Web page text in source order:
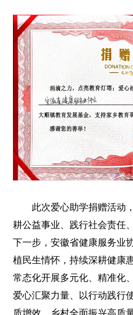
此次爱心助学捐赠活动，
耕公益事业、践行社会责任
下一步，安徽省健康服务业
植民生情怀，持续深耕健康
常态化开展多元化、精准化
爱心汇聚力量、以行动践行
质增效、乡村全面振兴高质